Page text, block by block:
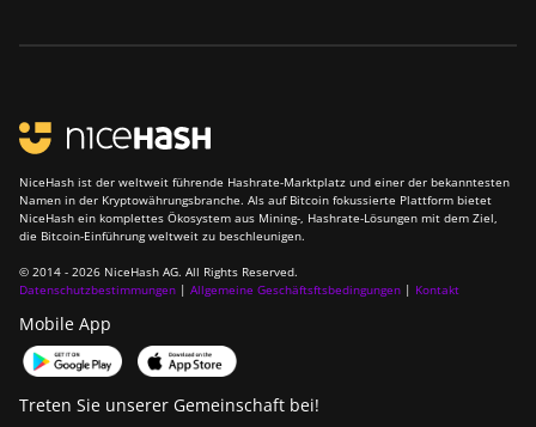
NiceHash ist der weltweit führende Hashrate-Marktplatz und einer der bekanntesten
Namen in der Kryptowährungsbranche. Als auf Bitcoin fokussierte Plattform bietet
NiceHash ein komplettes Ökosystem aus Mining-, Hashrate-Lösungen mit dem Ziel,
die Bitcoin-Einführung weltweit zu beschleunigen.
© 2014 - 2026 NiceHash AG. All Rights Reserved.
Datenschutzbestimmungen | Allgemeine Geschäftsftsbedingungen | Kontakt
Mobile App
Treten Sie unserer Gemeinschaft bei!